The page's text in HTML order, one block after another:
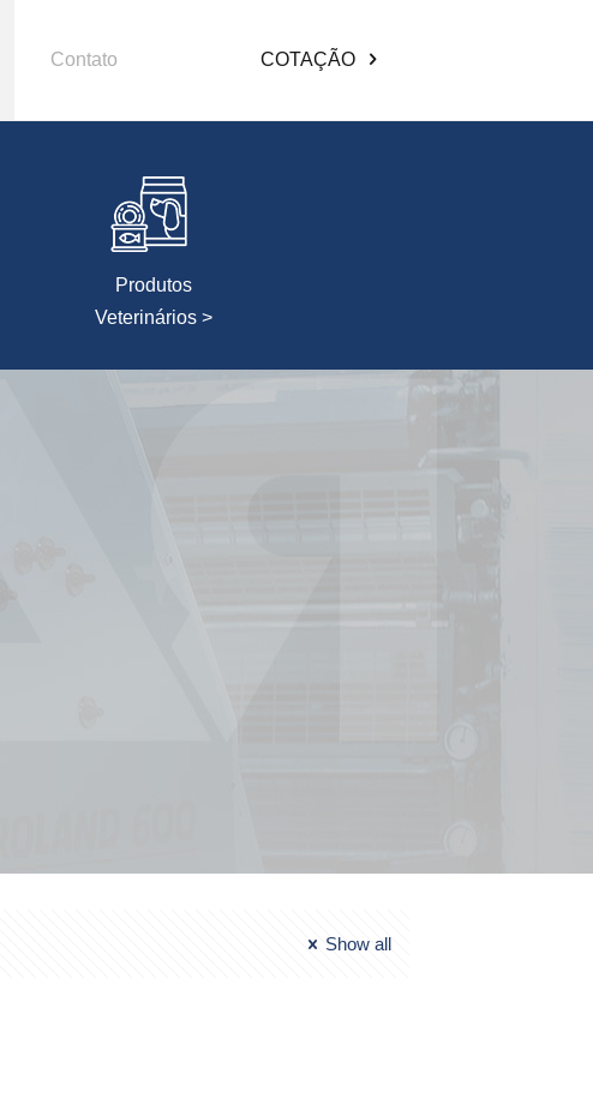
Contato COTAÇÃO
Produtos
Veterinários >
Show all